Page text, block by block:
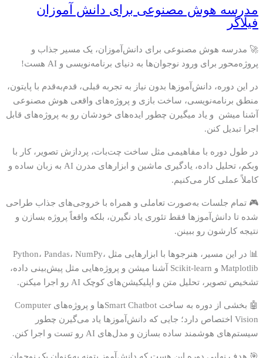
مدرسه هوش مصنوعی برای دانش آموزان
فیلاگر
🚀 مدرسه هوش مصنوعی برای دانش‌آموزان، یک مسیر جذاب و
پروژه‌محور برای ورود نوجوان‌ها به دنیای برنامه‌نویسی و AI هست!
در این دوره، دانش‌آموزها بدون نیاز به تجربه قبلی، قدم‌به‌قدم با پایتون،
منطق برنامه‌نویسی، ساخت بازی و پروژه‌های واقعی هوش مصنوعی
آشنا میشن و یاد میگیرن چطور ایده‌های خودشان رو به پروژه‌های قابل
اجرا تبدیل کنن.
در طول دوره با مفاهیمی مثل ساخت چت‌بات، پردازش تصویر، کار با
وبکم، تحلیل داده، یادگیری ماشین و ابزارهای مدرن AI به زبان ساده و
کاملاً عملی کار می‌کنیم.
🎮 تمام جلسات به‌صورت تعاملی و همراه با خروجی‌های جذاب طراحی
شده تا دانش‌آموزها فقط تئوری یاد نگیرن، بلکه واقعاً پروژه بسازن و
نتیجه کارشون رو ببینن.
📊 در این مسیر، هنرجوها با ابزارهایی مثل Python، Pandas، NumPy،
Matplotlib و Scikit-learn آشنا میشن و پروژه‌هایی مثل پیش‌بینی داده،
تشخیص تصویر، تحلیل متن و اپلیکیشن‌های کوچک AI رو اجرا میکنن.
🤖 بخشی از دوره به ساخت Smart Chatbotها و پروژه‌های Computer
Vision اختصاص دارد؛ جایی که دانش‌آموزها یاد می‌گیرن چطور
سیستم‌های هوشمند ساده بسازن و مدل‌های AI رو تست و اجرا کنن.